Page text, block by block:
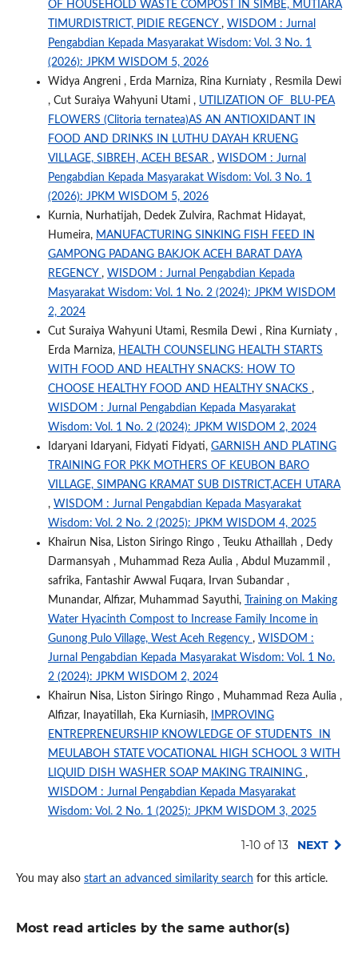
OF HOUSEHOLD WASTE COMPOST IN SIMBE, MUTIARA
TIMURDISTRICT, PIDIE REGENCY , WISDOM : Jurnal
Pengabdian Kepada Masyarakat Wisdom: Vol. 3 No. 1
(2026): JPKM WISDOM 5, 2026
Widya Angreni , Erda Marniza, Rina Kurniaty , Resmila Dewi
, Cut Suraiya Wahyuni Utami , UTILIZATION OF BLU-PEA
FLOWERS (Clitoria ternatea)AS AN ANTIOXIDANT IN
FOOD AND DRINKS IN LUTHU DAYAH KRUENG
VILLAGE, SIBREH, ACEH BESAR , WISDOM : Jurnal
Pengabdian Kepada Masyarakat Wisdom: Vol. 3 No. 1
(2026): JPKM WISDOM 5, 2026
Kurnia, Nurhatijah, Dedek Zulvira, Rachmat Hidayat,
Humeira, MANUFACTURING SINKING FISH FEED IN
GAMPONG PADANG BAKJOK ACEH BARAT DAYA
REGENCY , WISDOM : Jurnal Pengabdian Kepada
Masyarakat Wisdom: Vol. 1 No. 2 (2024): JPKM WISDOM
2, 2024
Cut Suraiya Wahyuni Utami, Resmila Dewi , Rina Kurniaty ,
Erda Marniza, HEALTH COUNSELING HEALTH STARTS
WITH FOOD AND HEALTHY SNACKS: HOW TO
CHOOSE HEALTHY FOOD AND HEALTHY SNACKS ,
WISDOM : Jurnal Pengabdian Kepada Masyarakat
Wisdom: Vol. 1 No. 2 (2024): JPKM WISDOM 2, 2024
Idaryani Idaryani, Fidyati Fidyati, GARNISH AND PLATING
TRAINING FOR PKK MOTHERS OF KEUBON BARO
VILLAGE, SIMPANG KRAMAT SUB DISTRICT,ACEH UTARA
, WISDOM : Jurnal Pengabdian Kepada Masyarakat
Wisdom: Vol. 2 No. 2 (2025): JPKM WISDOM 4, 2025
Khairun Nisa, Liston Siringo Ringo , Teuku Athaillah , Dedy
Darmansyah , Muhammad Reza Aulia , Abdul Muzammil ,
safrika, Fantashir Awwal Fuqara, Irvan Subandar ,
Munandar, Alfizar, Muhammad Sayuthi,
Training on Making
Water Hyacinth Compost to Increase Family Income in
Gunong Pulo Village, West Aceh Regency , WISDOM :
Jurnal Pengabdian Kepada Masyarakat Wisdom: Vol. 1 No.
2 (2024): JPKM WISDOM 2, 2024
Khairun Nisa, Liston Siringo Ringo , Muhammad Reza Aulia ,
Alfizar, Inayatillah, Eka Kurniasih,
IMPROVING
ENTREPRENEURSHIP KNOWLEDGE OF STUDENTS IN
MEULABOH STATE VOCATIONAL HIGH SCHOOL 3 WITH
LIQUID DISH WASHER SOAP MAKING TRAINING ,
WISDOM : Jurnal Pengabdian Kepada Masyarakat
Wisdom: Vol. 2 No. 1 (2025): JPKM WISDOM 3, 2025
1-10 of 13 NEXT
You may also start an advanced similarity search for this article.
Most read articles by the same author(s)